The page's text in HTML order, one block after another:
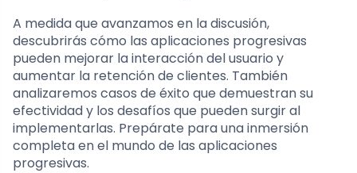
A medida que avanzamos en la discusión,
descubrirás cómo las aplicaciones progresivas
pueden mejorar la interacción del usuario y
aumentar la retención de clientes. También
analizaremos casos de éxito que demuestran su
efectividad y los desafíos que pueden surgir al
implementarlas. Prepárate para una inmersión
completa en el mundo de las aplicaciones
progresivas.